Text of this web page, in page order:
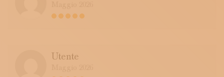
Utente